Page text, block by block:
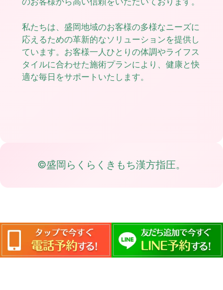
私たちは、盛岡地域のお客様の多様なニーズに
応えるための革新的なソリューションを提供し
ています。お客様一人ひとりの体調やライフス
タイルに合わせた施術プランにより、健康と快
適な毎日をサポートいたします。
©盛岡らくらくきもち漢方指圧。